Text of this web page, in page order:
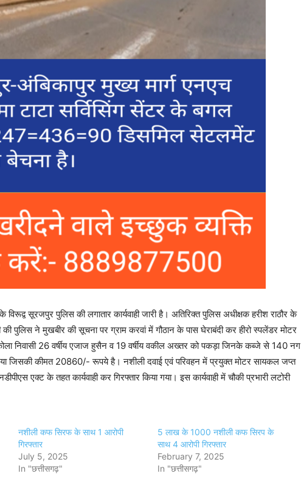
सूरजपुर पुलिस की लगातार कार्यवाही जारी है। अतिरिक्त पुलिस अधीक्षक हरीश राठौर के
की पुलिस ने मुखबीर की सूचना पर ग्राम करवां में गौठान के पास घेराबंदी कर हीरो स्पलेंडर मोटर
निवासी 26 वर्षीय एजाज हुसैन व 19 वर्षीय वकील अख्तर को पकड़ा जिनके कब्जे से 140 नग
जिसकी कीमत 20860/- रूपये है। नशीली दवाई एवं परिवहन में प्रयुक्त मोटर सायकल जप्त
एक्ट के तहत कार्यवाही कर गिरफ्तार किया गया। इस कार्यवाही में चौकी प्रभारी लटोरी
नशीली कफ सिरफ के साथ 1 आरोपी
गिरफ्तार
July 5, 2025
In "छत्तीसगढ़"
5 लाख के 1000 नशीली कफ सिरप के
साथ 4 आरोपी गिरफ्तार
February 7, 2025
In "छत्तीसगढ़"